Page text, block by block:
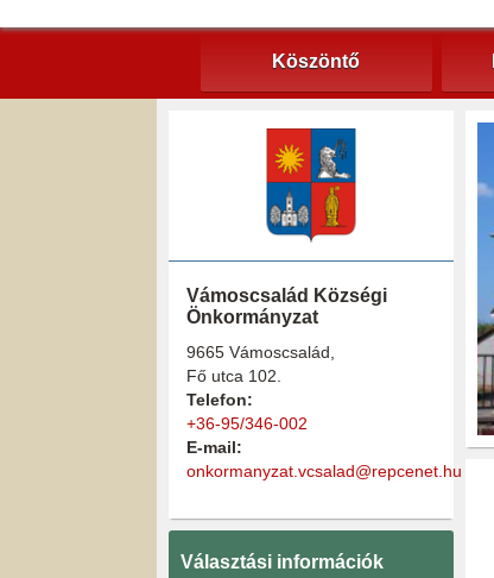
Köszöntő
Vámoscsalád Községi
Önkormányzat
9665 Vámoscsalád,
Fő utca 102.
Telefon:
+36-95/346-002
E-mail:
onkormanyzat.vcsalad@repcenet.hu
Választási információk